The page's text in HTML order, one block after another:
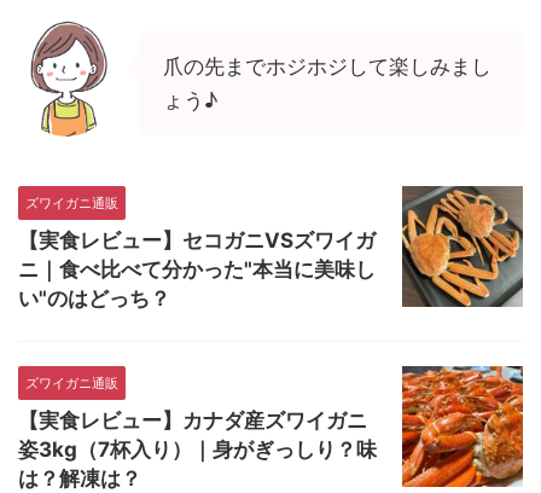
爪の先までホジホジして楽しみまし
ょう♪
ズワイガニ通販
【実食レビュー】セコガニVSズワイガ
ニ｜食べ比べて分かった"本当に美味し
い"のはどっち？
ズワイガニ通販
【実食レビュー】カナダ産ズワイガニ
姿3kg（7杯入り）｜身がぎっしり？味
は？解凍は？